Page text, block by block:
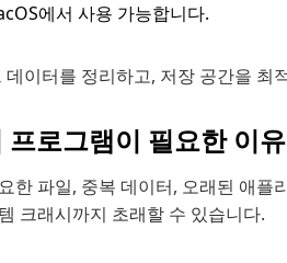
에서 사용 가능합니다.
이터를 정리하고, 저장 공간을 최
로그램이 필요한 이
한 파일, 중복 데이터, 오래된 애플
크래시까지 초래할 수 있습니다.